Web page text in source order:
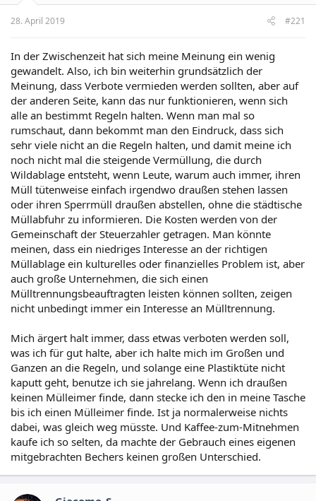
28. April 2019 #221
In der Zwischenzeit hat sich meine Meinung ein wenig
gewandelt. Also, ich bin weiterhin grundsätzlich der
Meinung, dass Verbote vermieden werden sollten, aber auf
der anderen Seite, kann das nur funktionieren, wenn sich
alle an bestimmt Regeln halten. Wenn man mal so
rumschaut, dann bekommt man den Eindruck, dass sich
sehr viele nicht an die Regeln halten, und damit meine ich
noch nicht mal die steigende Vermüllung, die durch
Wildablage entsteht, wenn Leute, warum auch immer, ihren
Müll tütenweise einfach irgendwo draußen stehen lassen
oder ihren Sperrmüll draußen abstellen, ohne die städtische
Müllabfuhr zu informieren. Die Kosten werden von der
Gemeinschaft der Steuerzahler getragen. Man könnte
meinen, dass ein niedriges Interesse an der richtigen
Müllablage ein kulturelles oder finanzielles Problem ist, aber
auch große Unternehmen, die sich einen
Mülltrennungsbeauftragten leisten können sollten, zeigen
nicht unbedingt immer ein Interesse an Mülltrennung.
Mich ärgert halt immer, dass etwas verboten werden soll,
was ich für gut halte, aber ich halte mich im Großen und
Ganzen an die Regeln, und solange eine Plastiktüte nicht
kaputt geht, benutze ich sie jahrelang. Wenn ich draußen
keinen Mülleimer finde, dann stecke ich den in meine Tasche
bis ich einen Mülleimer finde. Ist ja normalerweise nichts
dabei, was gleich weg müsste. Und Kaffee-zum-Mitnehmen
kaufe ich so selten, da machte der Gebrauch eines eigenen
mitgebrachten Bechers keinen großen Unterschied.